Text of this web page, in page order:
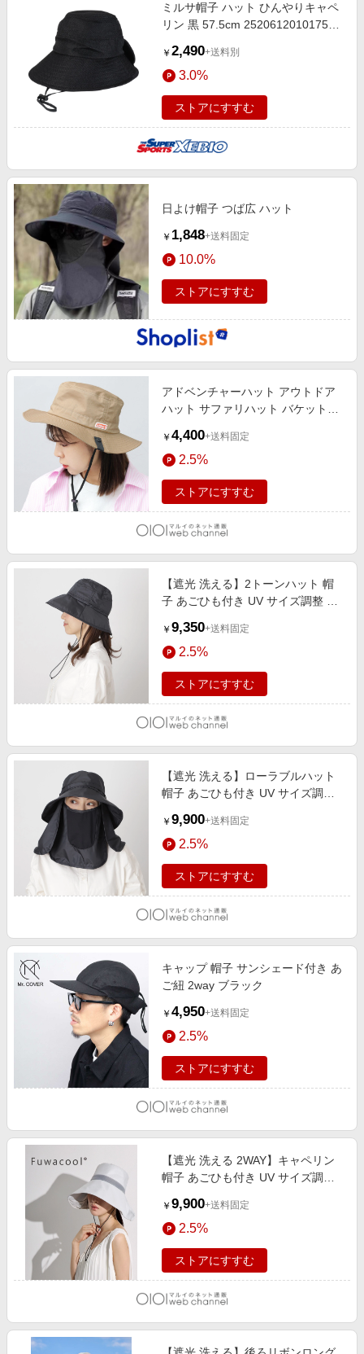
ミルサ帽子 ハット ひんやりキャペ
リン 黒 57.5cm 25206120101750
冷感 ひも付き ネックガード
￥ 2,490+送料別
3.0%
ストアにすすむ
日よけ帽子 つば広 ハット
￥ 1,848+送料固定
10.0%
ストアにすすむ
アドベンチャーハット アウトドア
ハット サファリハット バケットハ
ジュ
￥ 4,400+送料固定
2.5%
ストアにすすむ
【遮光 洗える】2トーンハット 帽
子 あごひも付き UV サイズ調整 ブ
￥ 9,350+送料固定
2.5%
ストアにすすむ
【遮光 洗える】ローラブルハット
帽子 あごひも付き UV サイズ調整
￥ 9,900+送料固定
2.5%
ストアにすすむ
キャップ 帽子 サンシェード付き あ
ご紐 2way ブラック
￥ 4,950+送料固定
2.5%
ストアにすすむ
【遮光 洗える 2WAY】キャペリン
帽子 あごひも付き UV サイズ調整
￥ 9,900+送料固定
2.5%
ストアにすすむ